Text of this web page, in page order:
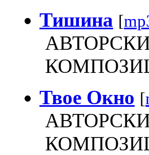
Тишина [
Твое Окно [